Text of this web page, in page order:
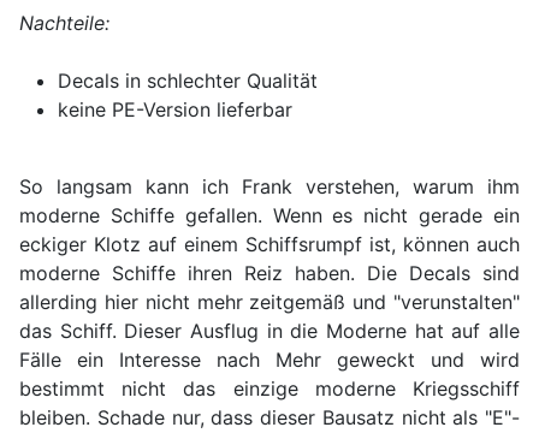
Nachteile:
Decals in schlechter Qualität
keine PE-Version lieferbar
So langsam kann ich Frank verstehen, warum ihm
moderne Schiffe gefallen. Wenn es nicht gerade ein
eckiger Klotz auf einem Schiffsrumpf ist, können auch
moderne Schiffe ihren Reiz haben. Die Decals sind
allerding hier nicht mehr zeitgemäß und "verunstalten"
das Schiff. Dieser Ausflug in die Moderne hat auf alle
Fälle ein Interesse nach Mehr geweckt und wird
bestimmt nicht das einzige moderne Kriegsschiff
bleiben. Schade nur, dass dieser Bausatz nicht als "E"-